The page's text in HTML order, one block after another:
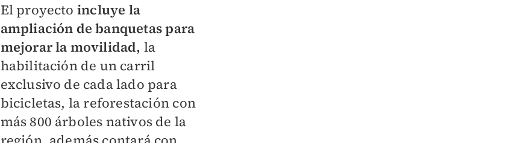
El proyecto incluye la
ampliación de banquetas para
mejorar la movilidad, la
habilitación de un carril
exclusivo de cada lado para
bicicletas, la reforestación con
más 800 árboles nativos de la